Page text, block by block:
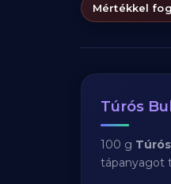
Mértékkel
Túrós
100 g
tápanyagot